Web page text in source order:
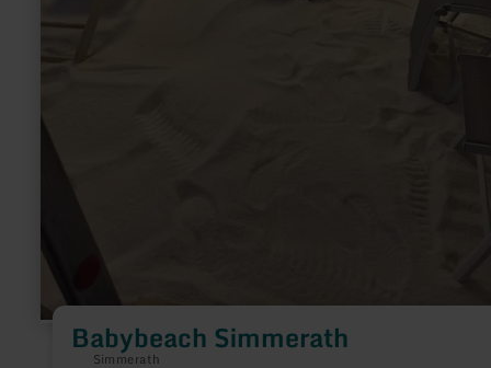
Babybeach Simmerath
Simmerath